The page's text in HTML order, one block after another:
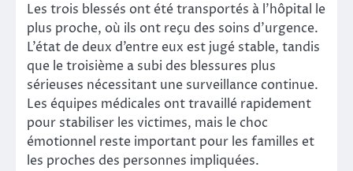
Les trois blessés ont été transportés à l’hôpital le
plus proche, où ils ont reçu des soins d’urgence.
L’état de deux d’entre eux est jugé stable, tandis
que le troisième a subi des blessures plus
sérieuses nécessitant une surveillance continue.
Les équipes médicales ont travaillé rapidement
pour stabiliser les victimes, mais le choc
émotionnel reste important pour les familles et
les proches des personnes impliquées.